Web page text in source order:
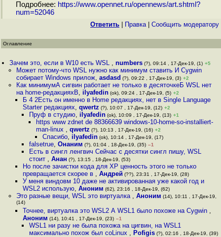
Подробнее: https://www.opennet.ru/opennews/art.shtml?
num=52046
Ответить Правка| Cообщить модератору
Оглавление
Зачем это, если в W10 есть WSL ,numbers (?), 09:14 , 17-Дек-19, (1) +5
Может потому-что WSL нужно как минимум ставить И Cygwin
собирает Windows прилож, asdasd (?), 09:22 , 17-Дек-19, (3) +2
Как минимумА сигвин работает не только в десяточкеБ WSL нет
на home-редакцияхВ, ilyafedin(ok), 09:24 , 17-Дек-19, (5) +2
Б 4 2Есть он именно в Home редакциях, нет в Single Language
Starter редакциях, qwertz (?), 10:07 , 17-Дек-19, (12) +2
Пруф в студию, ilyafedin (ok), 10:09 , 17-Дек-19, (13) +1
https www zdnet de 88366639 windows-10-home-so-installiert-
man-linux , qwertz (?), 10:13 , 17-Дек-19, (16) +2
Спасибо, ilyafedin(ok), 10:14 , 17-Дек-19, (17)
falsetrue,Онаним (?), 01:04 , 18-Дек-19, (35) –1
Есть в сингл ленгвич Сейчас с десятки сингл пишу, WSL
стоит ,Анан (?), 13:15 , 18-Дек-19, (53)
Но после зачистки кода для XP ценность этого не только
превращается скорее в , Андрей (??), 23:31 , 17-Дек-19, (28)
У меня виндовм 10 даже не активированная уже какой год и
WSL2 использую, Аноним (62), 23:16 , 18-Дек-19, (62)
Это разные вещи, WSL это виртуалка , Аноним (14), 10:11 , 17-Дек-19,
(14)
Точнее, виртуалка это WSL2 А WSL1 было похоже на Cygwin ,
Аноним (14), 10:41 , 17-Дек-19, (23) –1
WSL1 ни разу не была похожа на цигвин, на WSL1
максимально похож был coLinux , Pofigis (?), 02:16 , 18-Дек-19, (39)